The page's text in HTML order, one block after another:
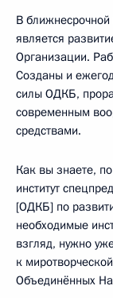
В ближнесрочной
является
Организации.
Созданы и
силы ОДКБ,
современным
средствами.
Как вы знаете,
институт
[ОДКБ] по
необходимые
взгляд, нужно
к
Объединённых